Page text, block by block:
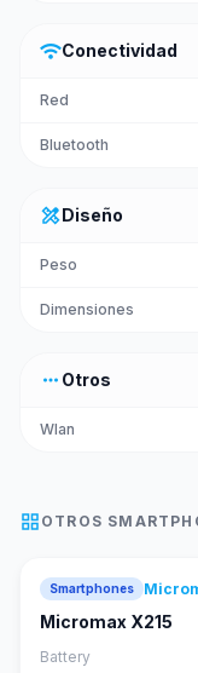
wifiConectividad
Red
Bluetooth
design_servicesDiseño
Peso
Dimensiones
more_horiz Otros
Wlan
grid_view OTROS
Smartphones
Micromax X215
Battery